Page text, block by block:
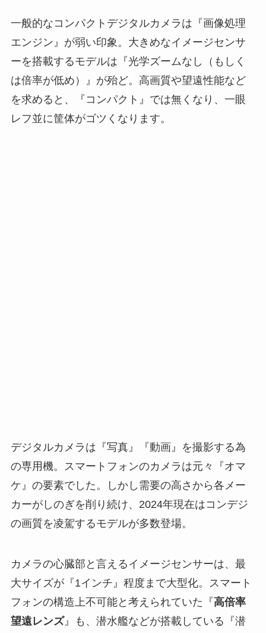
一般的なコンパクトデジタルカメラは『画像処理
エンジン』が弱い印象。大きめなイメージセンサ
ーを搭載するモデルは『光学ズームなし（もしく
は倍率が低め）』が殆ど。高画質や望遠性能など
を求めると、『コンパクト』では無くなり、一眼
レフ並に筐体がゴツくなります。
デジタルカメラは『写真』『動画』を撮影する為
の専用機。スマートフォンのカメラは元々『オマ
ケ』の要素でした。しかし需要の高さから各メー
カーがしのぎを削り続け、2024年現在はコンデジ
の画質を凌駕するモデルが多数登場。
カメラの心臓部と言えるイメージセンサーは、最
大サイズが『1インチ』程度まで大型化。スマート
フォンの構造上不可能と考えられていた『高倍率
望遠レンズ』も、潜水艦などが搭載している『潜